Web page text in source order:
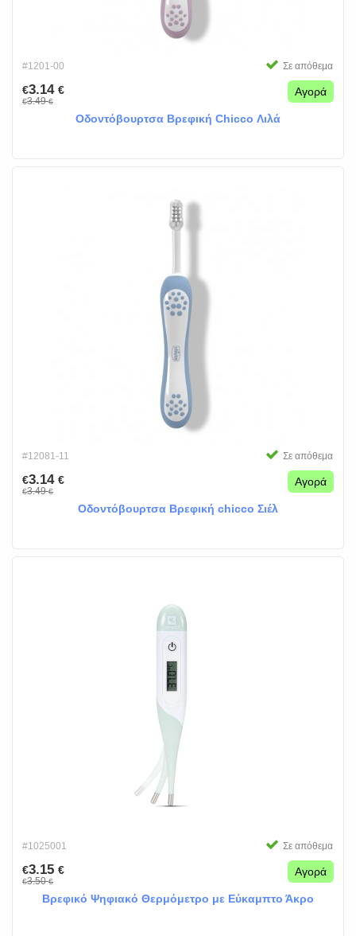
#1201-00 Σε απόθεμα
€3.14 €
€3.49€
Αγορά
Οδοντόβουρτσα Βρεφική Chicco Λιλά
#12081-11 Σε απόθεμα
€3.14 €
€3.49€
Αγορά
Οδοντόβουρτσα Βρεφική chicco Σιέλ
#1025001 Σε απόθεμα
€3.15 €
€3.50€
Αγορά
Βρεφικό Ψηφιακό Θερμόμετρο με Εύκαμπτο Άκρο